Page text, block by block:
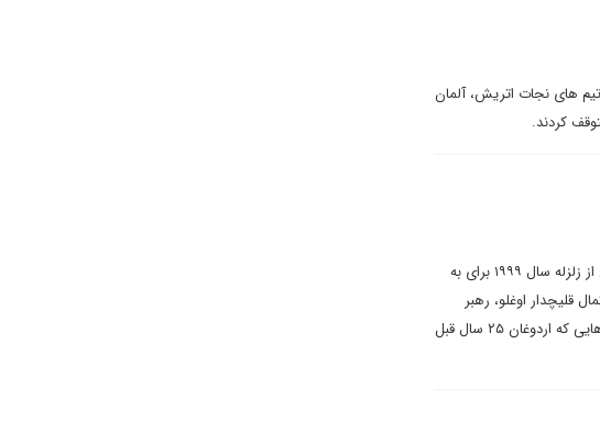
های نجات اتریش،‌ آلمان
کردند.
اردوغان خطر پیامدهای زلزله فاجعه بار برای حکومت خود را احساس کرده است. همانطور که اردوغان از زلزله سال ۱۹۹۹ برای به
او را با استفاده از زلزله ۲۰۲۳ سرنگون کنند. کمال قلیچدار اوغلو، رهبر
مخالفان در ترکیه، شخص اردوغان را مسئول این فاجعه دانست. مخالفان اردوغان از همان استدلال هایی که اردوغان ۲۵ سال قبل